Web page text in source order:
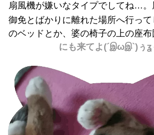
扇風機が嫌いなタイプでしてね…。
御免とばかりに離れた場所へ行って
のベッドとか、婆の椅子の上の座
にも来てよ(´இωஇ`)ぅʓ